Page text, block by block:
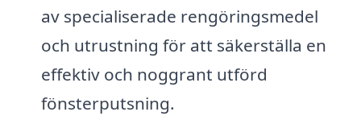
av specialiserade rengöringsmedel
och utrustning för att säkerställa en
effektiv och noggrant utförd
fönsterputsning.